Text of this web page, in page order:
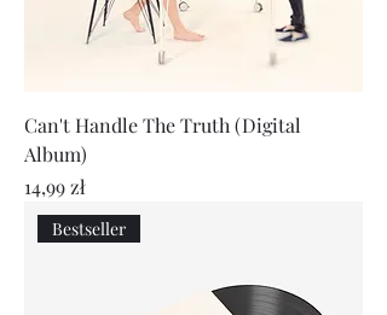
Can't Handle The Truth (Digital
Album)
Cena
14,99 zł
Bestseller